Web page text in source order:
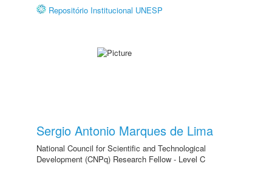
Repositório Institucional UNESP
Sergio Antonio Marques de Lima
National Council for Scientific and Technological
Development (CNPq) Research Fellow - Level C